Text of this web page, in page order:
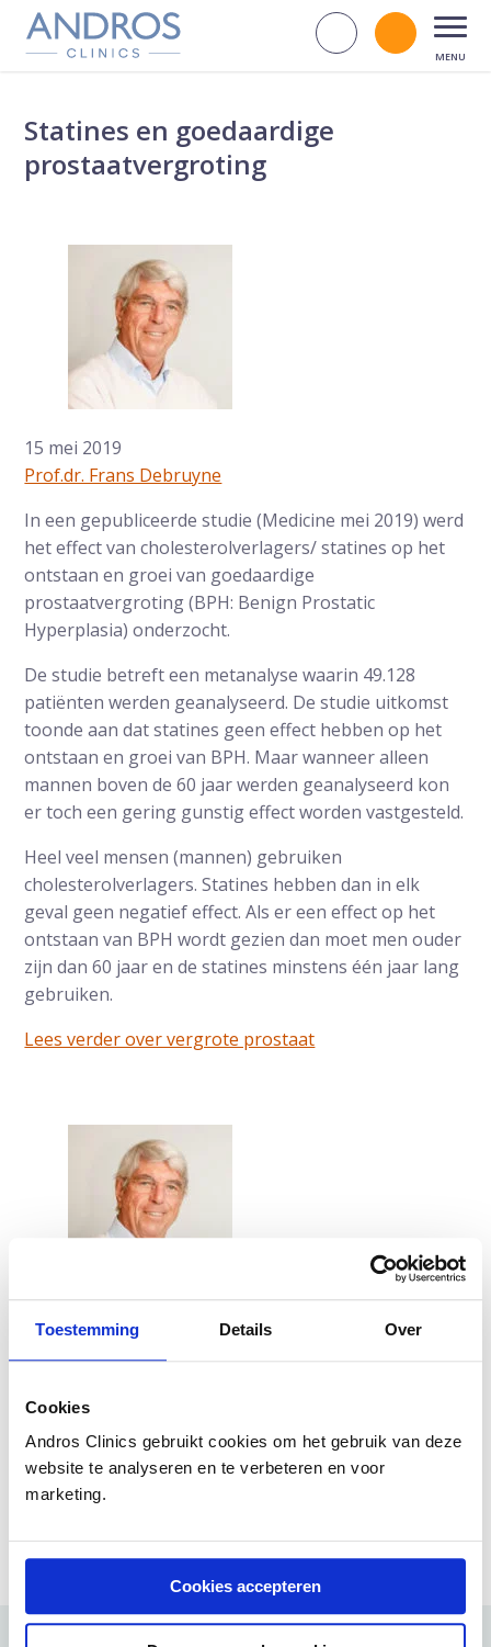
Toestemming Details Over
Cookies
Andros Clinics gebruikt cookies om het gebruik van deze
website te analyseren en te verbeteren en voor
marketing.
Cookies accepteren
Navigatie overslaan
Zoek op
Bel
Statines en goedaardige
prostaatvergroting
15 mei 2019
Prof.dr. Frans Debruyne
In een gepubliceerde studie (Medicine mei 2019) werd
het effect van cholesterolverlagers/ statines op het
ontstaan en groei van goedaardige
prostaatvergroting (BPH: Benign Prostatic
Hyperplasia) onderzocht.
De studie betreft een metanalyse waarin 49.128
patiënten werden geanalyseerd. De studie uitkomst
toonde aan dat statines geen effect hebben op het
ontstaan en groei van BPH. Maar wanneer alleen
mannen boven de 60 jaar werden geanalyseerd kon
er toch een gering gunstig effect worden vastgesteld.
Heel veel mensen (mannen) gebruiken
cholesterolverlagers. Statines hebben dan in elk
geval geen negatief effect. Als er een effect op het
ontstaan van BPH wordt gezien dan moet men ouder
zijn dan 60 jaar en de statines minstens één jaar lang
gebruiken.
Lees verder over vergrote prostaat
Auteur:Prof.dr. Frans Debruyne
is uroloog en
oprichter van Andros. Eerder werd urologie van
gerenommeerd.
Laatste update: 15 mei 2019
Deel artikel:
Deel dit via Whatsapp
Deel via Mail